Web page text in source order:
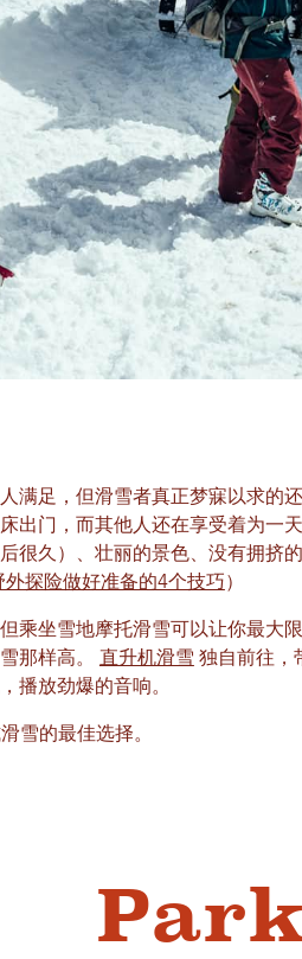
满足，但滑雪者真正梦寐以求
出门，而其他人还在享受着为一
很久）、壮丽的景色、没有拥挤
外探险做好准备的4个技巧 ）
乘坐雪地摩托滑雪可以让你最大
那样高。
直升机滑雪 独自前往，
播放劲爆的音响。
雪的最佳选择。
Park